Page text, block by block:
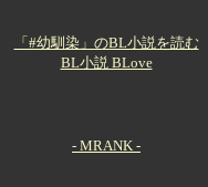
「#幼馴染」のBL小説を読む
BL小説 BLove
- MRANK -